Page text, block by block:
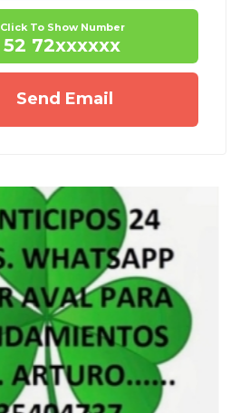
Click To Show Number
52 72xxxxxx
Send Email